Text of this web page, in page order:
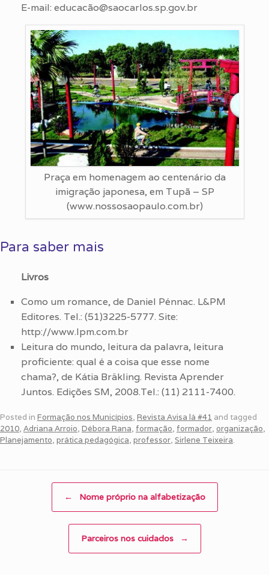
E-mail: educacão@saocarlos.sp.gov.br
Praça em homenagem ao centenário da
imigração japonesa, em Tupã – SP
(www.nossosaopaulo.com.br)
Para saber mais
Livros
Como um romance, de Daniel Pénnac. L&PM
Editores. Tel.: (51)3225-5777. Site:
http://www.lpm.com.br
Leitura do mundo, leitura da palavra, leitura
proficiente: qual é a coisa que esse nome
chama?, de Kátia Bräkling. Revista Aprender
Juntos. Edições SM, 2008.Tel.: (11) 2111-7400.
Posted in Formação nos Municípios, Revista Avisa lá #41 and tagged
2010, Adriana Arroio, Débora Rana, formação, formador, organização,
Planejamento, prática pedagógica, professor, Sirlene Teixeira.
Post navigation
← Nome próprio na alfabetização
Parceiros nos cuidados →